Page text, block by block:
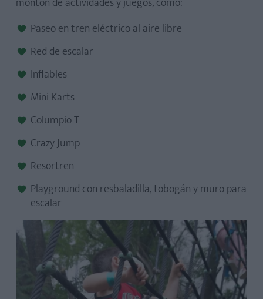
Paseo en tren eléctrico al aire libre
Red de escalar
Inflables
Mini Karts
Columpio T
Crazy Jump
Resortren
Playground con resbaladilla, tobogán y muro para
escalar